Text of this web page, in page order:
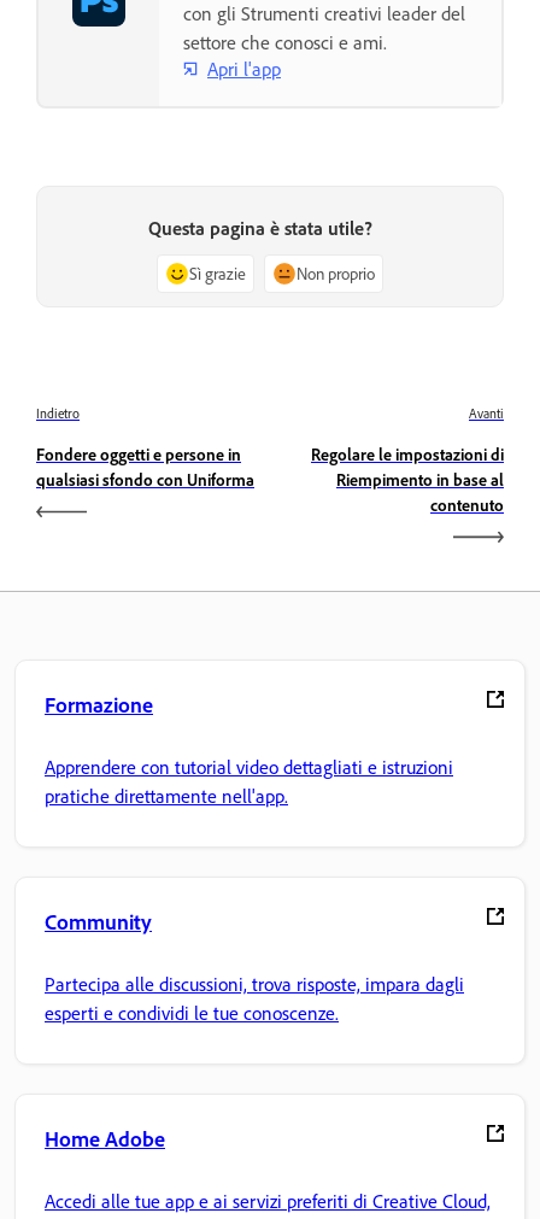
con gli Strumenti creativi leader del
settore che conosci e ami.
Apri l'app
Questa pagina è stata utile?
Sì grazie Non proprio
Indietro
Fondere oggetti e persone in
qualsiasi sfondo con Uniforma
Avanti
Regolare le impostazioni di
Riempimento in base al
contenuto
Formazione
Apprendere con tutorial video dettagliati e istruzioni
pratiche direttamente nell'app.
Community
Partecipa alle discussioni, trova risposte, impara dagli
esperti e condividi le tue conoscenze.
Home Adobe
Accedi alle tue app e ai servizi preferiti di Creative Cloud,